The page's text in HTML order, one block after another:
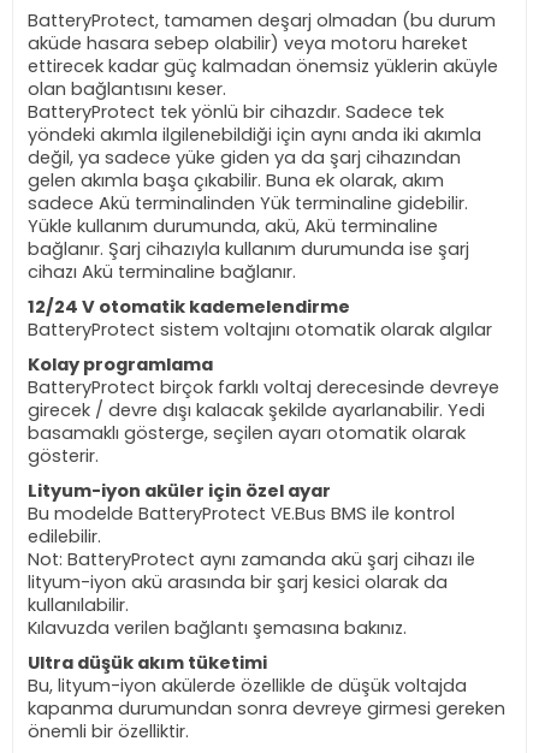
BatteryProtect, tamamen deşarj olmadan (bu durum
aküde hasara sebep olabilir) veya motoru hareket
ettirecek kadar güç kalmadan önemsiz yüklerin aküyle
olan bağlantısını keser.
BatteryProtect tek yönlü bir cihazdır. Sadece tek
yöndeki akımla ilgilenebildiği için aynı anda iki akımla
değil, ya sadece yüke giden ya da şarj cihazından
gelen akımla başa çıkabilir. Buna ek olarak, akım
sadece Akü terminalinden Yük terminaline gidebilir.
Yükle kullanım durumunda, akü, Akü terminaline
bağlanır. Şarj cihazıyla kullanım durumunda ise şarj
cihazı Akü terminaline bağlanır.
12/24 V otomatik kademelendirme
BatteryProtect sistem voltajını otomatik olarak algılar
Kolay programlama
BatteryProtect birçok farklı voltaj derecesinde devreye
girecek / devre dışı kalacak şekilde ayarlanabilir. Yedi
basamaklı gösterge, seçilen ayarı otomatik olarak
gösterir.
Lityum-iyon aküler için özel ayar
Bu modelde BatteryProtect VE.Bus BMS ile kontrol
edilebilir.
Not: BatteryProtect aynı zamanda akü şarj cihazı ile
lityum-iyon akü arasında bir şarj kesici olarak da
kullanılabilir.
Kılavuzda verilen bağlantı şemasına bakınız.
Ultra düşük akım tüketimi
Bu, lityum-iyon akülerde özellikle de düşük voltajda
kapanma durumundan sonra devreye girmesi gereken
önemli bir özelliktir.